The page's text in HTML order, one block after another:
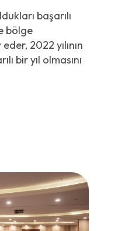
başarılı
bölge
2022 yılının
bir yıl olmasını